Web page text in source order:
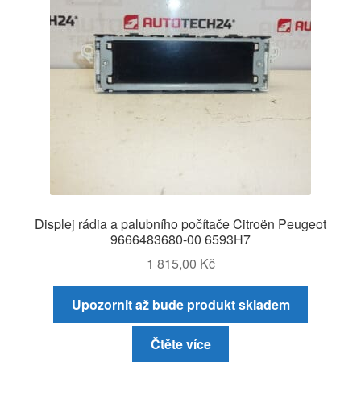
Displej rádia a palubního počítače Citroën Peugeot
9666483680-00 6593H7
1 815,00 Kč
Upozornit až bude produkt skladem
Čtěte více